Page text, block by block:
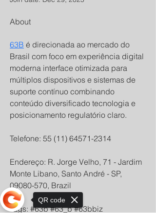
About
63B é direcionada ao mercado do
Brasil com foco em experiência digital
moderna interface otimizada para
múltiplos dispositivos e sistemas de
suporte contínuo combinando
conteúdo diversificado tecnologia e
posicionamento regulatório claro.
Telefone: 55 (11) 64571-2314
Endereço: R. Jorge Velho, 71 - Jardim
Monte Libano, Santo André - SP,
09080-570, Brazil
Tags: #63b #63_b #63bbiz
QR code